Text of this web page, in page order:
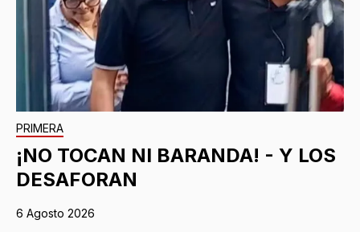
PRIMERA
¡NO TOCAN NI BARANDA! - Y LOS
DESAFORAN
6 Agosto 2026